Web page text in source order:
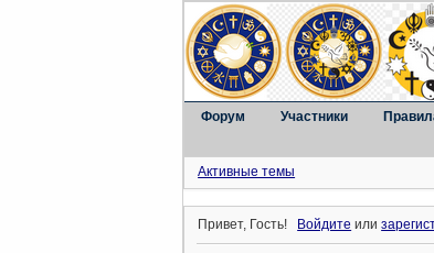
Форум Участники
Активные темы
Привет, Гость! Войдите или